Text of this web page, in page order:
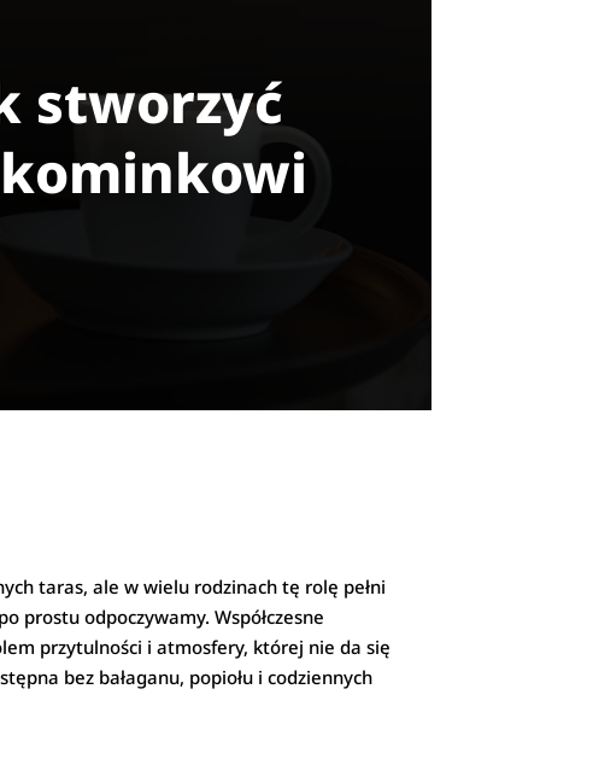
stworzyć
taras, ale w wielu rodzinach tę rolę pełni
prostu odpoczywamy. Współczesne
przytulności i atmosfery, której nie da się
bez bałaganu, popiołu i codziennych